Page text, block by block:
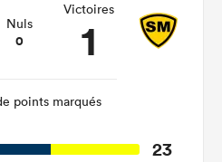
Nuls
0
Victoires
1
points marqués
23